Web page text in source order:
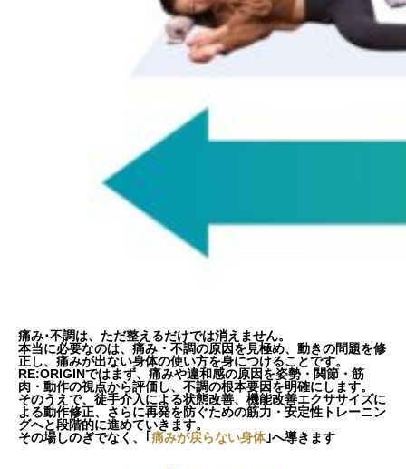
痛み･不調は、ただ整えるだけでは消えません。
本当に必要なのは、痛み・不調の原因を見極め、動きの問題を修
正し、痛みが出ない身体の使い方を身につけることです。
RE:ORIGINではまず、痛みや違和感の原因を姿勢・関節・筋
肉・動作の視点から評価し、不調の根本要因を明確にします。
そのうえで、徒手介入による状態改善、機能改善エクササイズに
よる動作修正、さらに再発を防ぐための筋力・安定性トレーニン
グへと段階的に進めていきます。
その場しのぎでなく、
｢痛みが戻らない身体｣へ導きます